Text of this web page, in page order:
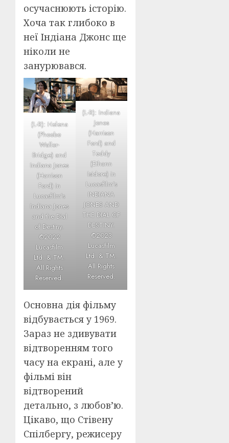
осучаснюють історію.
Хоча так глибоко в
неї Індіана Джонс ще
ніколи не
занурювався.
(L-R): Helena
(Phoebe
Waller-
Bridge) and
Indiana Jones
(Harrison
Ford) in
Lucasfilm’s
Indiana Jones
and the Dial
of Destiny.
©2022
Lucasfilm
Ltd. & TM.
All Rights
Reserved.
(L-R): Indiana
Jones
(Harrison
Ford) and
Teddy
(Ethann
Isidore) in
Lucasfilm’s
INDIANA
JONES AND
THE DIAL OF
DESTINY.
©2023
Lucasfilm
Ltd. & TM.
All Rights
Reserved.
Основна дія фільму
відбувається у 1969.
Зараз не здивувати
відтворенням того
часу на екрані, але у
фільмі він
відтворений
детально, з любов’ю.
Цікаво, що Стівену
Спілбергу, режисеру